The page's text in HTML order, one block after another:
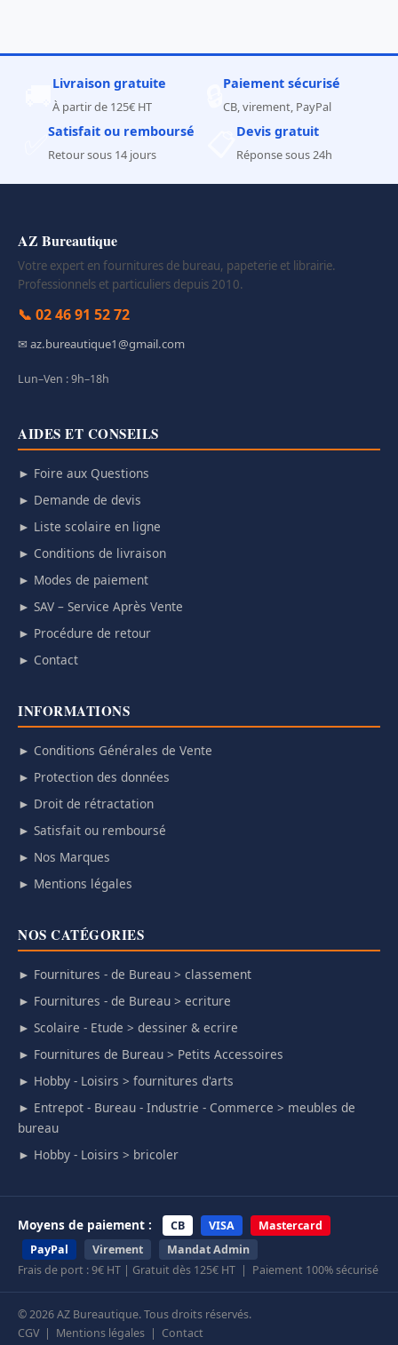
Livraison gratuite
À partir de 125€ HT
Paiement sécurisé
CB, virement, PayPal
Satisfait ou remboursé
Retour sous 14 jours
Devis gratuit
Réponse sous 24h
AZ Bureautique
Votre expert en fournitures de bureau, papeterie et librairie.
Professionnels et particuliers depuis 2010.
📞 02 46 91 52 72
✉ az.bureautique1@gmail.com
Lun–Ven : 9h–18h
AIDES ET CONSEILS
► Foire aux Questions
► Demande de devis
► Liste scolaire en ligne
► Conditions de livraison
► Modes de paiement
► SAV – Service Après Vente
► Procédure de retour
► Contact
INFORMATIONS
► Conditions Générales de Vente
► Protection des données
► Droit de rétractation
► Satisfait ou remboursé
► Nos Marques
► Mentions légales
NOS CATÉGORIES
► Fournitures - de Bureau > classement
► Fournitures - de Bureau > ecriture
► Scolaire - Etude > dessiner & ecrire
► Fournitures de Bureau > Petits Accessoires
► Hobby - Loisirs > fournitures d'arts
► Entrepot - Bureau - Industrie - Commerce > meubles de
bureau
► Hobby - Loisirs > bricoler
Moyens de paiement : CB VISA
Mastercard
PayPal
Virement
Mandat Admin
Frais de port : 9€ HT | Gratuit dès 125€ HT | Paiement 100% sécurisé
© 2026 AZ Bureautique. Tous droits réservés.
CGV| Mentions légales | Contact